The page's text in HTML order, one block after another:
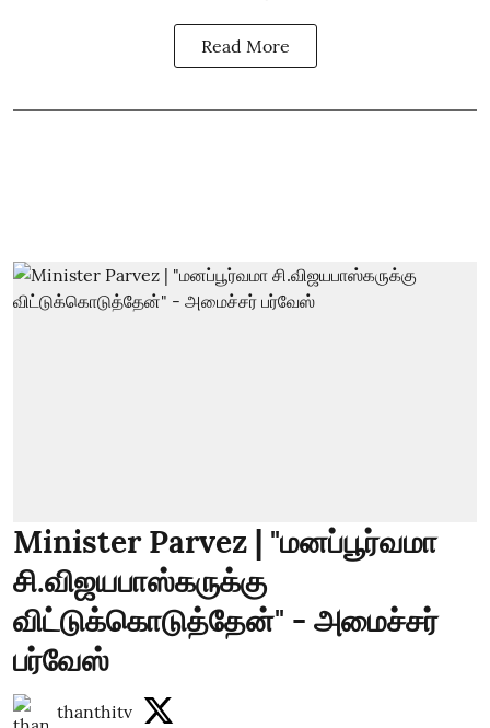
Read More
Minister Parvez | "மனப்பூர்வமா
சி.விஜயபாஸ்கருக்கு
விட்டுக்கொடுத்தேன்" - அமைச்சர்
பர்வேஸ்
thanthitv